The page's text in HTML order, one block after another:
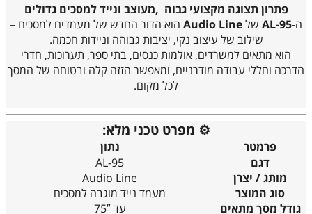
פתרון תצוגה מקצועי גבוה ,מעוצב ונייד למסכים גדולים
ה-AL-95 שלAudio Line הוא הדור החדש של מעמדים למסכים –
שילוב של עיצוב נקי, יציבות גבוהה וניידות חכמה.
הוא מתאים למשרדים, אולמות כנסים, בתי ספר, תערוכות, חדרי
הדרכה וחללי עבודה מודרניים, ומאפשר הזזה קלה ובטוחה של המסך
לכל מקום.
⚙️ מפרט טכני מלא:
פרמטר
נתון
דגם
AL-95
מותג / יצרן
Audio Line
סוג המוצר
מעמד נייד מוגבה למסכים
גודל מסך מתאים
עד ‎75″‎